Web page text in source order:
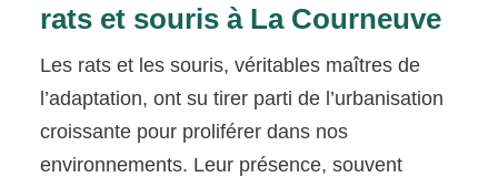
rats et souris à La Courneuve
Les rats et les souris, véritables maîtres de
l’adaptation, ont su tirer parti de l’urbanisation
croissante pour proliférer dans nos
environnements. Leur présence, souvent